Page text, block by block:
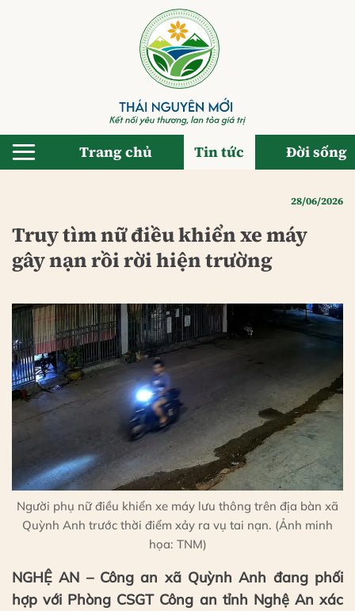
Trang chủ Tin tức Đời sống
28/06/2026
Truy tìm nữ điều khiển xe máy
gây nạn rồi rời hiện trường
Người phụ nữ điều khiển xe máy lưu thông trên địa bàn xã
Quỳnh Anh trước thời điểm xảy ra vụ tai nạn. (Ảnh minh
họa: TNM)
NGHỆ AN – Công an xã Quỳnh Anh đang phối
hợp với Phòng CSGT Công an tỉnh Nghệ An xác